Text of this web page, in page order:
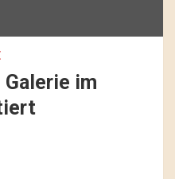
Galerie im